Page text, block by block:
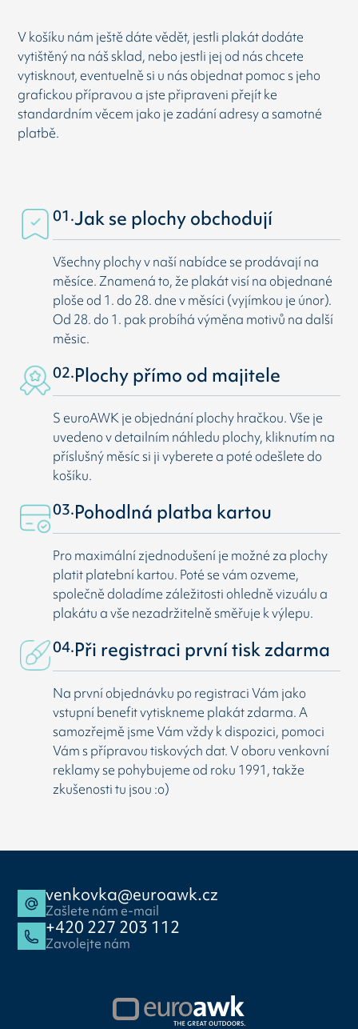
V košíku nám ještě dáte vědět, jestli plakát dodáte
vytištěný na náš sklad, nebo jestli jej od nás chcete
vytisknout, eventuelně si u nás objednat pomoc s jeho
grafickou přípravou a jste připraveni přejít ke
standardním věcem jako je zadání adresy a samotné
platbě.
01.Jak se plochy obchodují
Všechny plochy v naší nabídce se prodávají na
měsíce. Znamená to, že plakát visí na objednané
ploše od 1. do 28. dne v měsíci (vyjímkou je únor).
Od 28. do 1. pak probíhá výměna motivů na další
měsic.
02.Plochy přímo od majitele
S euroAWK je objednání plochy hračkou. Vše je
uvedeno v detailním náhledu plochy, kliknutím na
příslušný měsíc si ji vyberete a poté odešlete do
košíku.
03.Pohodlná platba kartou
Pro maximální zjednodušení je možné za plochy
platit platební kartou. Poté se vám ozveme,
společně doladíme záležitosti ohledně vizuálu a
plakátu a vše nezadržitelně směřuje k výlepu.
04.Při registraci první tisk zdarma
Na první objednávku po registraci Vám jako
vstupní benefit vytiskneme plakát zdarma. A
samozřejmě jsme Vám vždy k dispozici, pomoci
Vám s přípravou tiskových dat. V oboru venkovní
reklamy se pohybujeme od roku 1991, takže
zkušenosti tu jsou :o)
venkovka@euroawk.cz
Zašlete nám e-mail
+420 227 203 112
Zavolejte nám